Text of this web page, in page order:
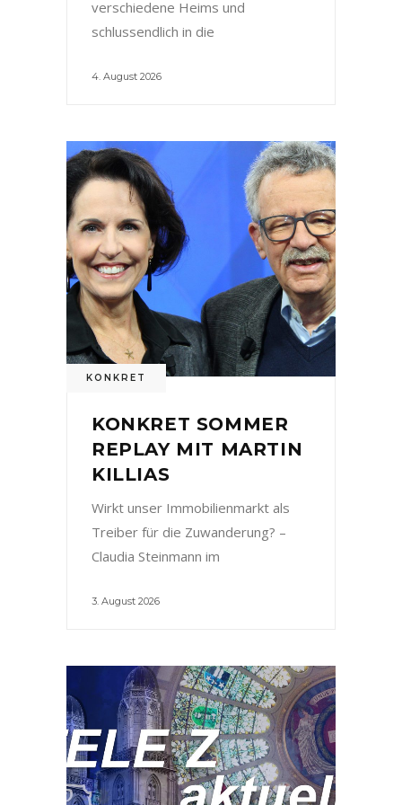
verschiedene Heims und
schlussendlich in die
4. August 2026
KONKRET
KONKRET SOMMER
REPLAY MIT MARTIN
KILLIAS
Wirkt unser Immobilienmarkt als
Treiber für die Zuwanderung? –
Claudia Steinmann im
3. August 2026